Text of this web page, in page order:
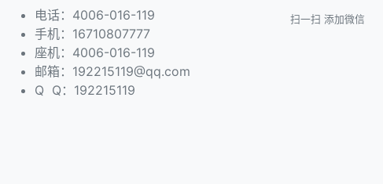
电话：4006-016-119
手机：16710807777
座机：4006-016-119
邮箱：192215119@qq.com
Q Q：192215119
扫一扫 添加微信